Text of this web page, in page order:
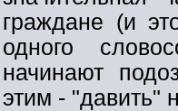
граждане (и
одного
начинают
этим - "давить"